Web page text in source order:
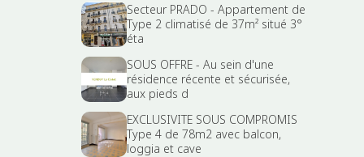
Secteur PRADO - Appartement de
Type 2 climatisé de 37m² situé 3°
éta
SOUS OFFRE - Au sein d'une
résidence récente et sécurisée,
aux pieds d
EXCLUSIVITE SOUS COMPROMIS
Type 4 de 78m2 avec balcon,
loggia et cave